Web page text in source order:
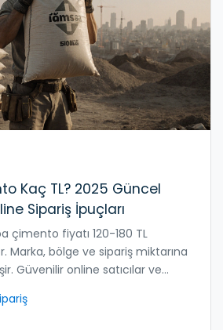
Kaç TL? 2025 Güncel
Sipariş İpuçları
çimento fiyatı 120-180 TL
Marka, bölge ve sipariş miktarına
Güvenilir online satıcılar ve